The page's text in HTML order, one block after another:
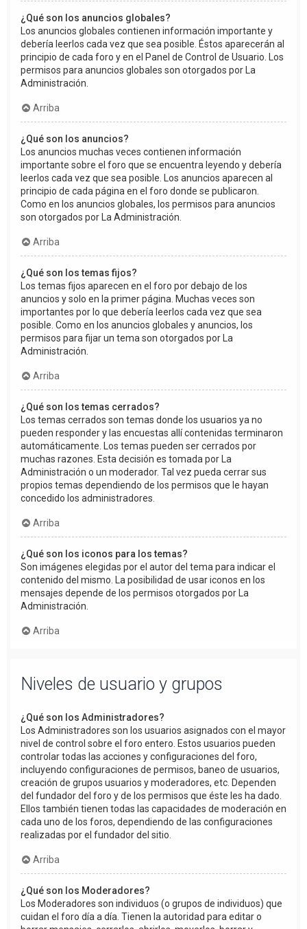
¿Qué son los anuncios globales?
Los anuncios globales contienen información importante y
debería leerlos cada vez que sea posible. Éstos aparecerán al
principio de cada foro y en el Panel de Control de Usuario. Los
permisos para anuncios globales son otorgados por La
Administración.
Arriba
¿Qué son los anuncios?
Los anuncios muchas veces contienen información
importante sobre el foro que se encuentra leyendo y debería
leerlos cada vez que sea posible. Los anuncios aparecen al
principio de cada página en el foro donde se publicaron.
Como en los anuncios globales, los permisos para anuncios
son otorgados por La Administración.
Arriba
¿Qué son los temas fijos?
Los temas fijos aparecen en el foro por debajo de los
anuncios y solo en la primer página. Muchas veces son
importantes por lo que debería leerlos cada vez que sea
posible. Como en los anuncios globales y anuncios, los
permisos para fijar un tema son otorgados por La
Administración.
Arriba
¿Qué son los temas cerrados?
Los temas cerrados son temas donde los usuarios ya no
pueden responder y las encuestas allí contenidas terminaron
automáticamente. Los temas pueden ser cerrados por
muchas razones. Esta decisión es tomada por La
Administración o un moderador. Tal vez pueda cerrar sus
propios temas dependiendo de los permisos que le hayan
concedido los administradores.
Arriba
¿Qué son los iconos para los temas?
Son imágenes elegidas por el autor del tema para indicar el
contenido del mismo. La posibilidad de usar iconos en los
mensajes depende de los permisos otorgados por La
Administración.
Arriba
Niveles de usuario y grupos
¿Qué son los Administradores?
Los Administradores son los usuarios asignados con el mayor
nivel de control sobre el foro entero. Estos usuarios pueden
controlar todas las acciones y configuraciones del foro,
incluyendo configuraciones de permisos, baneo de usuarios,
creación de grupos usuarios y moderadores, etc. Dependen
del fundador del foro y de los permisos que éste les ha dado.
Ellos también tienen todas las capacidades de moderación en
cada uno de los foros, dependiendo de las configuraciones
realizadas por el fundador del sitio.
Arriba
¿Qué son los Moderadores?
Los Moderadores son individuos (o grupos de individuos) que
cuidan el foro día a día. Tienen la autoridad para editar o